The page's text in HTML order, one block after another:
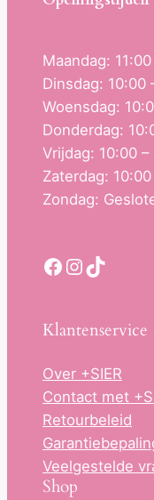
Maandag:
Dinsdag: 10:00
Woensdag:
Donderdag:
Vrijdag: 10:00 –
Zaterdag:
Zondag:
Facebook InstagramTikTok
Klantenservice
Over +SIER
Contact met
Retourbeleid
Veelgestelde
Shop